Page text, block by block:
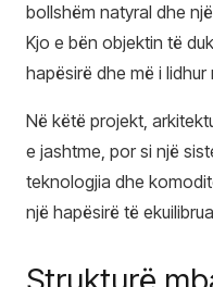
bollshëm natyral dhe
Kjo e bën objektin të
hapësirë dhe më i
Në këtë projekt,
e jashtme, por si një
teknologjia dhe
një hapësirë të